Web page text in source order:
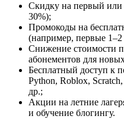
Скидку на первый
30%);
Промокоды на
(например, первые 1–2
Снижение стоимости
абонементов для
Бесплатный доступ к
Python, Roblox,
др.;
Акции на летние
и обучение блогингу.